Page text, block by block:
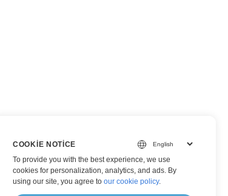
COOKIE NOTICE
To provide you with the best experience, we use
cookies for personalization, analytics, and ads. By
using our site, you agree to our cookie policy.